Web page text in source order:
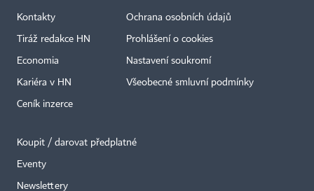
Kontakty
Tiráž redakce HN
Economia
Kariéra v HN
Ceník inzerce
Ochrana osobních údajů
Prohlášení o cookies
Nastavení soukromí
Všeobecné smluvní podmínky
Koupit / darovat předplatné
Eventy
Newslettery